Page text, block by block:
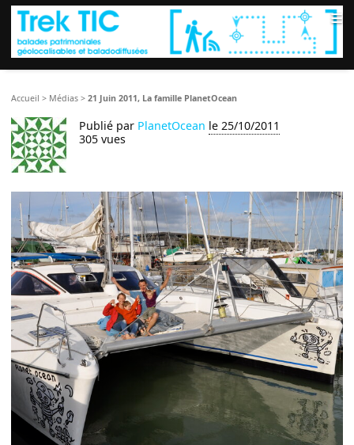
≡
Accueil > Médias >21 Juin 2011, La famille PlanetOcean
Publié par PlanetOcean le 25/10/2011
305 vues